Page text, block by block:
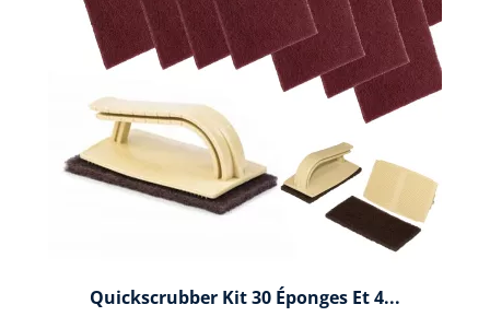
Quickscrubber Kit 30 Éponges Et 4...